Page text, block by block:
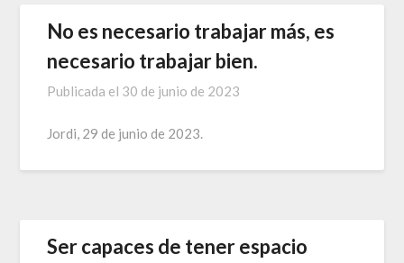
No es necesario trabajar más, es
necesario trabajar bien.
Publicada el 30 de junio de 2023
Jordi, 29 de junio de 2023.
Ser capaces de tener espacio